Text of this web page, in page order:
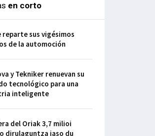
en corto
reparte sus vigésimos
de la automoción
y Tekniker renuevan su
tecnológico para una
inteligente
del Oriak 3,7 milioi
dirulaguntza jaso du